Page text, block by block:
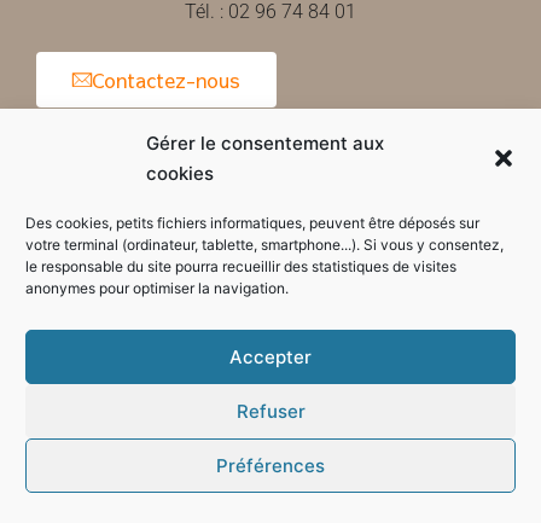
Gérer le consentement aux
cookies
Des cookies, petits fichiers informatiques, peuvent être déposés sur
votre terminal (ordinateur, tablette, smartphone...). Si vous y consentez,
le responsable du site pourra recueillir des statistiques de visites
anonymes pour optimiser la navigation.
Accepter
Refuser
Préférences
Tél. : 02 96 74 84 01
Contactez-nous
Horaires d'ouverture de la mairie
Mode sombre :